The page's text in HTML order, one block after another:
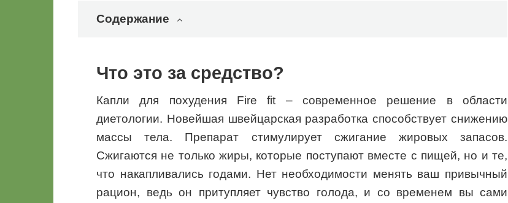
Содержание
Что это за средство?
Капли для похудения Fire fit – современное решение в области
диетологии. Новейшая швейцарская разработка способствует снижению
массы тела. Препарат стимулирует сжигание жировых запасов.
Сжигаются не только жиры, которые поступают вместе с пищей, но и те,
что накапливались годами. Нет необходимости менять ваш привычный
рацион, ведь он притупляет чувство голода, и со временем вы сами